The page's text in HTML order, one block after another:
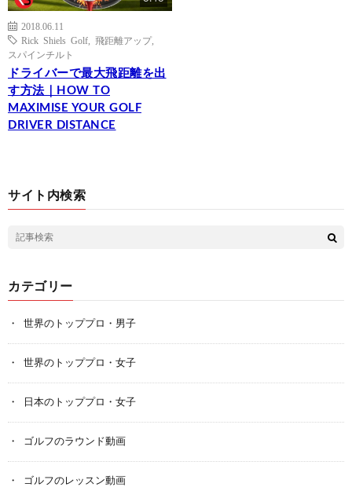
2018.06.11
Rick Shiels Golf
飛距離アップ,
スパインチルト
ドライバーで最大飛距離を出
す方法｜HOW TO
MAXIMISE YOUR GOLF
DRIVER DISTANCE
サイト内検索
カテゴリー
世界のトッププロ・男子
世界のトッププロ・女子
日本のトッププロ・女子
ゴルフのラウンド動画
ゴルフのレッスン動画